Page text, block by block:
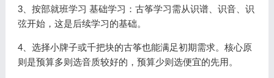
3、按部就班学习 基础学习：古筝学习需从识谱、识音、识
弦开始，这是后续学习的基础。
4、选择小牌子或千把块的古筝也能满足初期需求。核心原
则是预算多则选音质较好的，预算少则选便宜的先用。